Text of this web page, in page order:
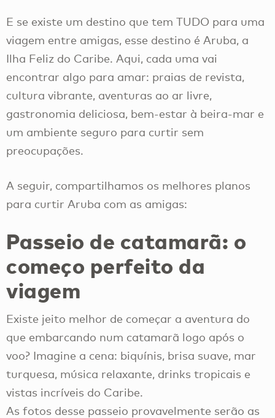
E se existe um destino que tem TUDO para uma
viagem entre amigas, esse destino é Aruba, a
Ilha Feliz do Caribe. Aqui, cada uma vai
encontrar algo para amar: praias de revista,
cultura vibrante, aventuras ao ar livre,
gastronomia deliciosa, bem-estar à beira-mar e
um ambiente seguro para curtir sem
preocupações.
A seguir, compartilhamos os melhores planos
para curtir Aruba com as amigas:
Passeio de catamarã: o
começo perfeito da
viagem
Existe jeito melhor de começar a aventura do
que embarcando num catamarã logo após o
voo? Imagine a cena: biquínis, brisa suave, mar
turquesa, música relaxante, drinks tropicais e
vistas incríveis do Caribe.
As fotos desse passeio provavelmente serão as